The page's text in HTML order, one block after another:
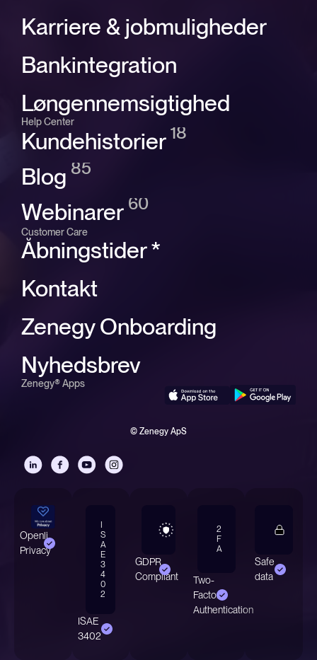
Karriere & jobmuligheder
Bankintegration
Løngennemsigtighed
Help Center
Kundehistorier 18
Blog 85
Webinarer 60
Customer Care
Åbningstider *
Kontakt
Zenegy Onboarding
Nyhedsbrev
Zenegy® Apps
© Zenegy ApS
Openli
Privacy
S
A
E
3
4
0
2
ISAE
3402
GDPR
Compliant
2
F
A
Two-
Factor
Authentication
Safe
data